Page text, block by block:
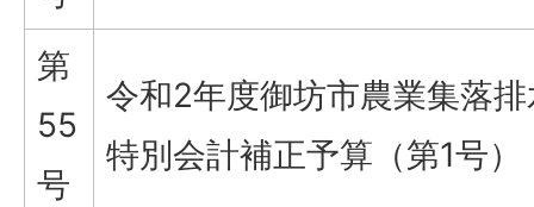
第
55
号
令和2年度御坊市農業集落
特別会計補正予算（第1号）